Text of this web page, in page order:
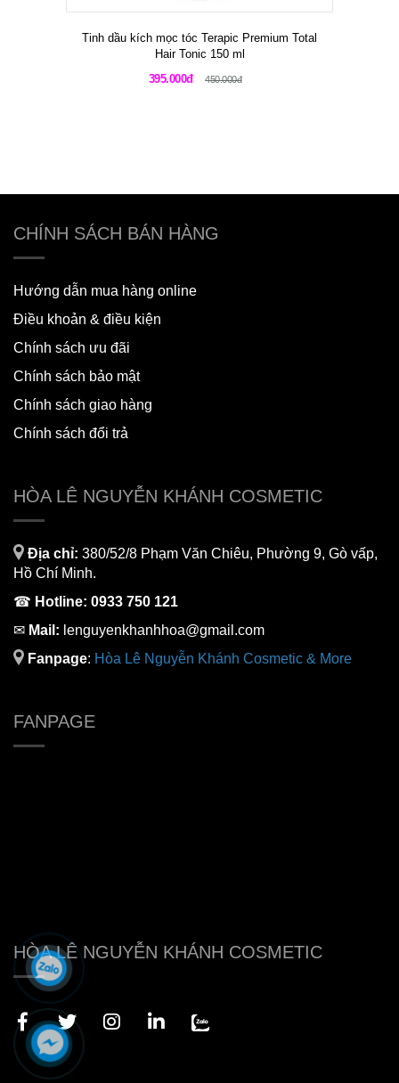
Tinh dầu kích mọc tóc Terapic Premium Total
Hair Tonic 150 ml
395.000đ
450.000đ
CHÍNH SÁCH BÁN HÀNG
Hướng dẫn mua hàng online
Điều khoản & điều kiện
Chính sách ưu đãi
Chính sách bảo mật
Chính sách giao hàng
Chính sách đổi trả
HÒA LÊ NGUYỄN KHÁNH COSMETIC
Địa chỉ: 380/52/8 Phạm Văn Chiêu, Phường 9, Gò vấp,
Hồ Chí Minh.
☎ Hotline: 0933 750 121
✉ Mail: lenguyenkhanhhoa@gmail.com
Fanpage: Hòa Lê Nguyễn Khánh Cosmetic & More
FANPAGE
HÒA LÊ NGUYỄN KHÁNH COSMETIC